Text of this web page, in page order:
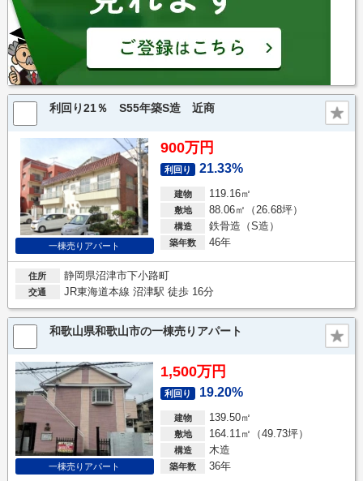
利回り21％ S55年築S造 近商
一棟売りアパート
900万円
利回り 21.33%
建物 119.16㎡
敷地 88.06㎡（26.68坪）
構造 鉄骨造（S造）
築年数 46年
住所 静岡県沼津市下小路町
交通 JR東海道本線 沼津駅 徒歩 16分
和歌山県和歌山市の一棟売りアパート
一棟売りアパート
1,500万円
利回り 19.20%
建物 139.50㎡
敷地 164.11㎡（49.73坪）
構造 木造
築年数 36年